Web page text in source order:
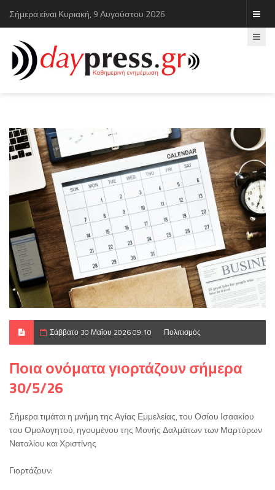
Σήμερα είναι Κυριακή, 9 Αυγούστου 2026
Σάββατο 30 Μαΐου 2026 09:10 Πολιτισμός
Ποια ονόματα γιορτάζουν σήμερα
30/5/26
Σήμερα τιμάται η μνήμη της Αγίας Εμμελείας, του Οσίου Ισαακίου
του Ομολογητού, ηγουμένου της Μονής Δαλμάτων των Μαρτύρων
Ναταλίου και Χριστίνης
Γιορτάζουν: